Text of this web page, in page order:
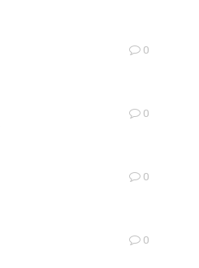
0
0
0
0